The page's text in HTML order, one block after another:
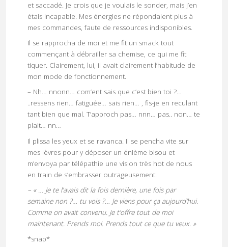
et saccadé. Je crois que je voulais le sonder, mais j’en
étais incapable. Mes énergies ne répondaient plus à
mes commandes, faute de ressources indisponibles.
Il se rapprocha de moi et me fit un smack tout
commençant à débrailler sa chemise, ce qui me fit
tiquer. Clairement, lui, il avait clairement l’habitude de
mon mode de fonctionnement.
– Nh… nnonn… com’ent sais que c’est bien toi ?…
..ressens rien… fatiguée… sais rien… , fis-je en reculant
tant bien que mal. T’approch pas… nnn… pas.. non… te
plait… nn…
Il plissa les yeux et se ravanca. Il se pencha vite sur
mes lèvres pour y déposer un énième bisou et
m’envoya par télépathie une vision très hot de nous
en train de s’embrasser outrageusement.
– « … Je te l’avais dit la fois dernière, une fois par
semaine non ?… tu vois ?… Je viens pour ça aujourd’hui.
Comme on avait convenu. Je t’offre tout de moi
maintenant. Prends moi. Prends tout ce que tu veux. »
*snap*